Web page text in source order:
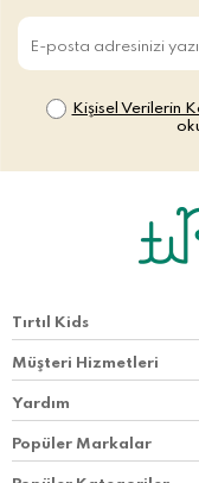
Kişisel Verilerin
Tırtıl Kids
Müşteri Hizmetleri
Yardım
Popüler Markalar